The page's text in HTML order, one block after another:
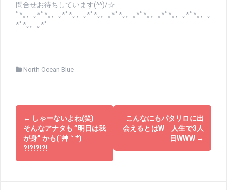
問合せお待ちしています(^^)/☆
ﾟ*｡，｡*ﾟ*｡，｡*ﾟ*｡，｡*ﾟ*｡，｡*ﾟ*｡，｡*ﾟ*｡，｡*ﾟ*｡，｡*ﾟ*｡，｡
*ﾟ*｡，｡*ﾟ
North Ocean Blue
投
稿
ナ
ビ
← しゃーないよね(笑)
そんなアナタも ”明日は我
が身” かも(´艸｀*)
?!?!?!?!
こんなにもパタリロに出
会えるとはW 人生で3人
目WWW →